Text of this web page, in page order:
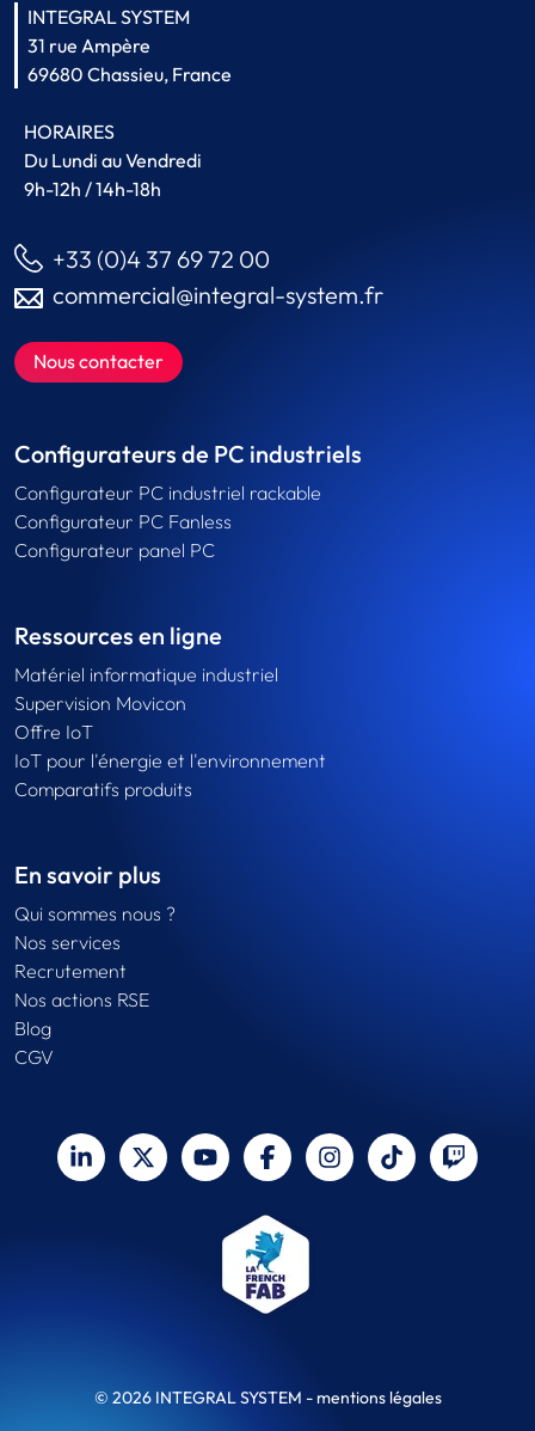
INTEGRAL SYSTEM
31 rue Ampère
69680 Chassieu, France
HORAIRES
Du Lundi au Vendredi
9h-12h / 14h-18h
+33 (0)4 37 69 72 00
commercial@integral-system.fr
Nous contacter
Configurateurs de PC industriels
Configurateur PC industriel rackable
Configurateur PC Fanless
Configurateur panel PC
Ressources en ligne
Matériel informatique industriel
Supervision Movicon
Offre IoT
IoT pour l'énergie et l'environnement
Comparatifs produits
En savoir plus
Qui sommes nous ?
Nos services
Recrutement
Nos actions RSE
Blog
CGV
© 2026 INTEGRAL SYSTEM - mentions légales